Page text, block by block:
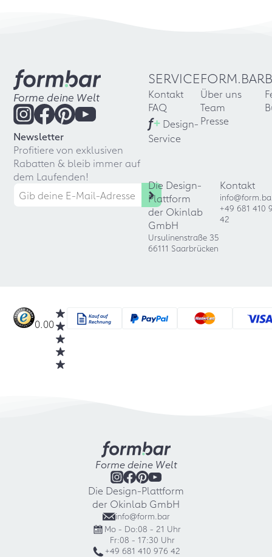
Forme deine Welt
Newsletter
Profitiere von exklusiven
Rabatten & bleib immer auf
dem Laufenden!
SERVICE
Kontakt
FAQ
f+ Design-
Service
FORM.BAR
Über uns
Team
Presse
Die Design-
Plattform
der Okinlab
GmbH
Ursulinenstraße 35
66111 Saarbrücken
Kontakt
+49 681 410
42
0.00
Forme deine Welt
Die Design-Plattform
der Okinlab GmbH
info@form.bar
Mo - Do:08 - 21 Uhr
Fr:08 - 17:30 Uhr
+49 681 410 976 42